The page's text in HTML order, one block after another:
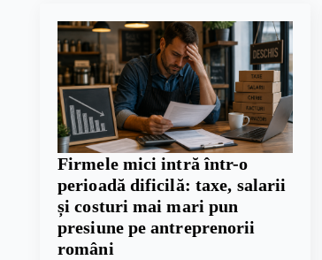
Firmele mici intră într-o
perioadă dificilă: taxe, salarii
și costuri mai mari pun
presiune pe antreprenorii
români